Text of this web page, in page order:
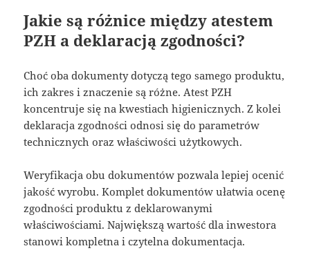
Jakie są różnice między atestem
PZH a deklaracją zgodności?
Choć oba dokumenty dotyczą tego samego produktu,
ich zakres i znaczenie są różne. Atest PZH
koncentruje się na kwestiach higienicznych. Z kolei
deklaracja zgodności odnosi się do parametrów
technicznych oraz właściwości użytkowych.
Weryfikacja obu dokumentów pozwala lepiej ocenić
jakość wyrobu. Komplet dokumentów ułatwia ocenę
zgodności produktu z deklarowanymi
właściwościami. Największą wartość dla inwestora
stanowi kompletna i czytelna dokumentacja.